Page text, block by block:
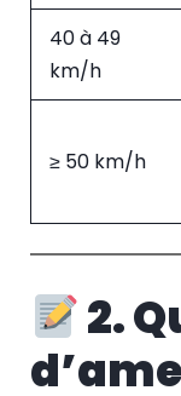
40 à 49
km/h
≥ 50 km/h
2.